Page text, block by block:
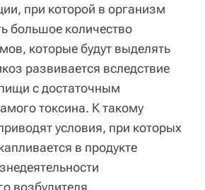
при которой в организм
большое количество
которые будут выделять
развивается вследствие
с достаточным
токсина. К такому
условия, при которых
в продукте
возбудителя.